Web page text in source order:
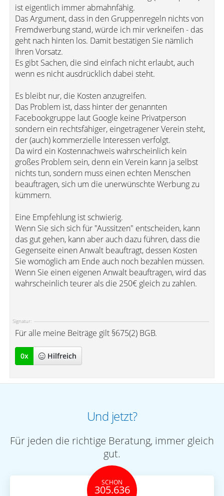
ist eigentlich immer abmahnfähig.
Das Argument, dass in den Gruppenregeln nichts von
Fremdwerbung stand, würde ich mir verkneifen - das
geht nach hinten los. Damit bestätigen Sie nämlich
Ihren Vorsatz.
Es gibt Sachen, die sind einfach nicht erlaubt, auch
wenn es nicht ausdrücklich dabei steht.
Es bleibt nur, die Kosten anzugreifen.
Das Problem ist, dass hinter der genannten
Facebookgruppe laut Google keine Privatperson
sondern ein rechtsfähiger, eingetragener Verein steht,
der (auch) kommerzielle Interessen verfolgt.
Da wird ein Kostennachweis wahrscheinlich kein
großes Problem sein, denn ein Verein kann ja selbst
nichts tun, sondern muss einen echten Menschen
beauftragen, sich um die unerwünschte Werbung zu
kümmern.
Eine Empfehlung ist schwierig.
Wenn Sie sich sich für "Aussitzen" entscheiden, kann
das gut gehen, kann aber auch dazu führen, dass die
Gegenseite einen Anwalt beauftragt, dessen Kosten
Sie womöglich am Ende auch noch bezahlen müssen.
Wenn Sie einen eigenen Anwalt beauftragen, wird das
wahrscheinlich teurer als die 250€ gleich zu zahlen.
Signatur:
Für alle meine Beiträge gilt §675(2) BGB.
0x Hilfreich
Und jetzt?
Für jeden die richtige Beratung, immer gleich
gut.
SCHON
305.636